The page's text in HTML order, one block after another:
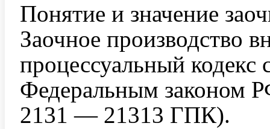
Понятие и значение
Заочное производство
процессуальный кодекс
Федеральным законом
2131 — 21313 ГПК).